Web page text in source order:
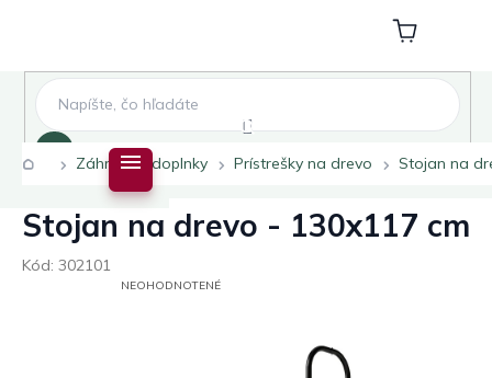
Nákupný
košík
DomovZáhradné doplnky Prístrešky na drevo Stojan na
Stojan na drevo - 130x117 cm
Kód: 302101
PRIEMERNÉNEOHODNOTENÉ